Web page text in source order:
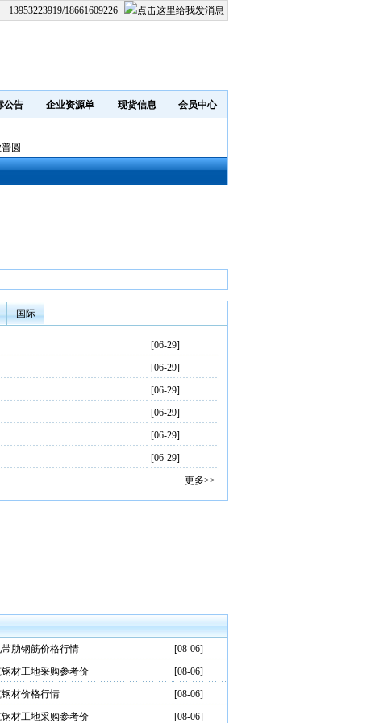
13953223919/18661609226
公告 企业资源单 现货信息 会员中心
圆
国际
[06-29]
[06-29]
[06-29]
[06-29]
[06-29]
[06-29]
更多>>
肋钢筋价格行情
[08-06]
材工地采购参考价
[08-06]
材价格行情
[08-06]
材工地采购参考价
[08-06]